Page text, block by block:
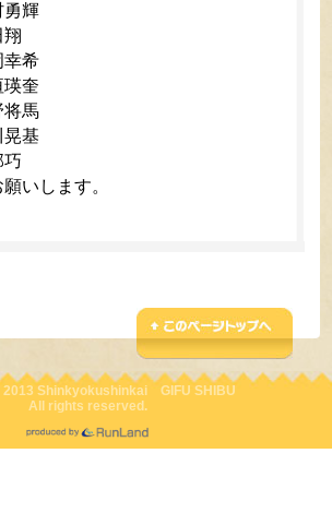
輝
希
奎
馬
基
いします。
2013 Shinkyokushinkai GIFU SHIBU
All rights reserved.